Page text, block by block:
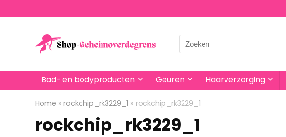
Search
for:
Bad- en bodyproducten Geuren Haarverzorging
Home » rockchip_rk3229_1 » rockchip_rk3229_1
rockchip_rk3229_1